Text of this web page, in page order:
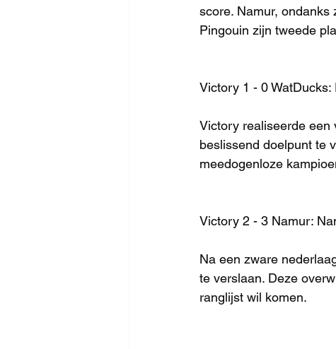
score. Namur, ondanks
Pingouin zijn tweede
Victory 1 - 0
Victory realiseerde een
beslissend doelpunt te
meedogenloze
Victory 2 - 3 Namur:
Na een zware
te verslaan. Deze
ranglijst wil komen.